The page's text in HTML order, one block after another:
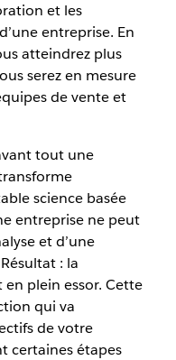
et les
entreprise. En
atteindrez plus
serez en mesure
de vente et
tout une
science basée
entreprise ne peut
et d’une
Résultat : la
plein essor. Cette
qui va
de votre
certaines étapes